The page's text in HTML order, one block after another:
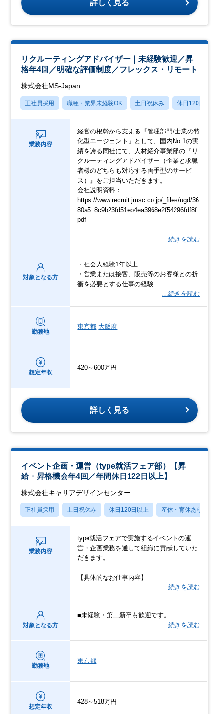
詳しく見る
リクルーティングアドバイザー｜未経験歓迎／昇
格年4回／明確な評価制度／フレックス・リモート
株式会社MS-Japan
正社員採用 職種・業界未経験OK 土日祝休み 休日120日以上
業務内容
経営の根幹から支える『管理部門/士業の特
化型エージェント』として、国内No.1の実
績を誇る同社にて、人材紹介事業部の『リ
クルーティングアドバイザー（企業と求職
者様のどちらも対応する両手型のサービ
ス）』をご担当いただきます。
会社説明資料：
https://www.recruit.jmsc.co.jp/_files/ugd/36
80a5_8c9b23fd51eb4ea3968e2f54296fdf8f.
pdf
…続きを読む
対象となる方
・社会人経験1年以上
・営業または接客、販売等のお客様との折
衝を必要とする仕事の経験
…続きを読む
勤務地
東京都 大阪府
想定年収
420～600万円
詳しく見る
イベント企画・運営（type就活フェア部）【昇
給・昇格機会年4回／年間休日122日以上】
株式会社キャリアデザインセンター
正社員採用 土日祝休み 休日120日以上 産休・育休あり
業務内容
type就活フェアで実施するイベントの運
営・企画業務を通して組織に貢献していた
だきます。
【具体的なお仕事内容】
…続きを読む
対象となる方
■未経験・第二新卒も歓迎です。
…続きを読む
勤務地
東京都
想定年収
428～518万円